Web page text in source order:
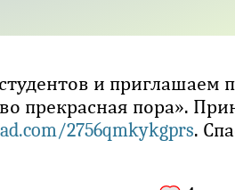
и приглашаем
прекрасная пора».
2756qmkykgprs.